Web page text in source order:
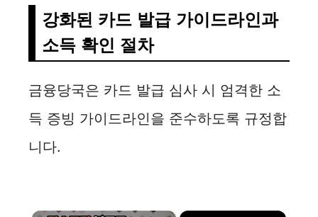
강화된 카드 발급 가이드라인과
소득 확인 절차
금융당국은 카드 발급 심사 시 엄격한 소
득 증빙 가이드라인을 준수하도록 규정합
니다.